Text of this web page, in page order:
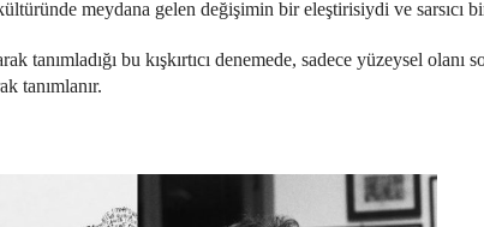
meydana gelen değişimin bir eleştirisiydi ve sarsıcı
tanımladığı bu kışkırtıcı denemede, sadece yüzeysel olanı
tanımlanır.